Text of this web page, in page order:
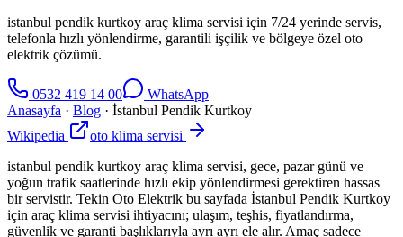
istanbul pendik kurtkoy araç klima servisi için 7/24 yerinde servis,
telefonla hızlı yönlendirme, garantili işçilik ve bölgeye özel oto
elektrik çözümü.
0532 419 14 00
WhatsApp
Anasayfa · Blog · İstanbul Pendik Kurtkoy
Wikipedia
oto klima servisi
istanbul pendik kurtkoy araç klima servisi, gece, pazar günü ve
yoğun trafik saatlerinde hızlı ekip yönlendirmesi gerektiren hassas
bir servistir. Tekin Oto Elektrik bu sayfada İstanbul Pendik Kurtkoy
için araç klima servisi ihtiyacını; ulaşım, teşhis, fiyatlandırma,
güvenlik ve garanti başlıklarıyla ayrı ayrı ele alır. Amaç sadece